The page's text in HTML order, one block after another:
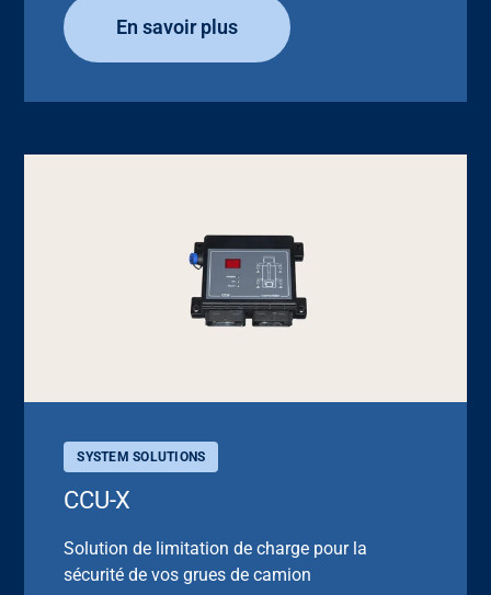
En savoir plus
SYSTEM SOLUTIONS
CCU-X
Solution de limitation de charge pour la
sécurité de vos grues de camion